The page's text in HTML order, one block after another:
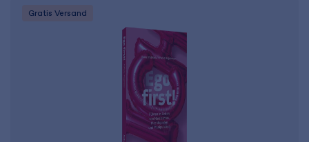
Gratis Versand